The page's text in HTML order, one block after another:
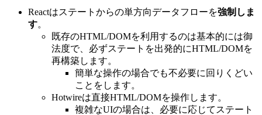
Reactはステートからの単方向データフローを強制しま
す。
既存のHTML/DOMを利用するのは基本的には御
法度で、必ずステートを出発的にHTML/DOMを
再構築します。
簡単な操作の場合でも不必要に回りくどい
ことをします。
Hotwireは直接HTML/DOMを操作します。
複雑なUIの場合は、必要に応じてステート